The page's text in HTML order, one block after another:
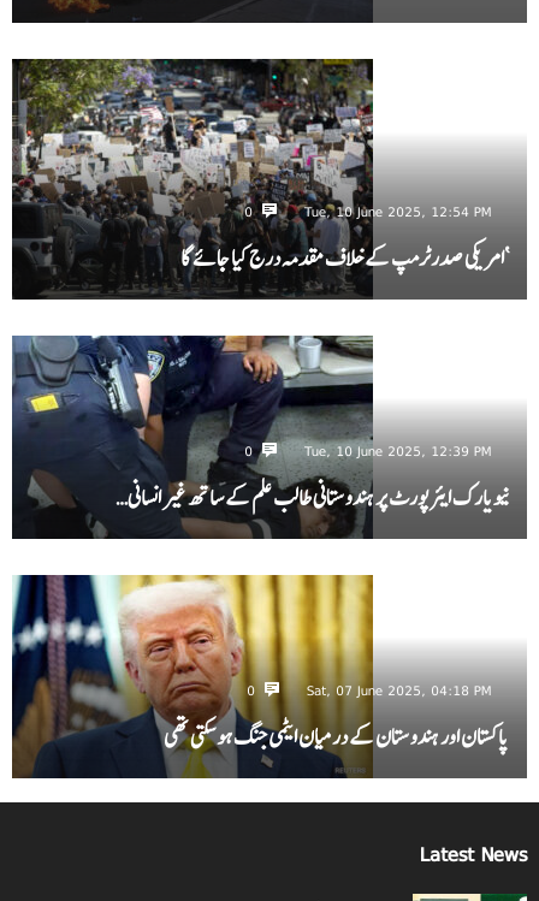
Tue, 10 June 2025, 12:54 PM
0
‘امریکی صدرٹرمپ کے خلاف مقدمہ درج کیا جائے گا
Tue, 10 June 2025, 12:39 PM
0
نیویارک ایئرپورٹ پر ہندوستانی طالب علم کے ساتھ غیر انسانی…
Sat, 07 June 2025, 04:18 PM
0
پاکستان اور ہندوستان کے درمیان ایٹمی جنگ ہو سکتی تھی
Latest News